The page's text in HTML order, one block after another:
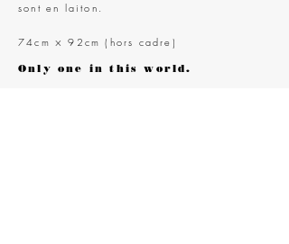
sont en laiton.
74cm × 92cm (hors cadre)
Only one in this world.